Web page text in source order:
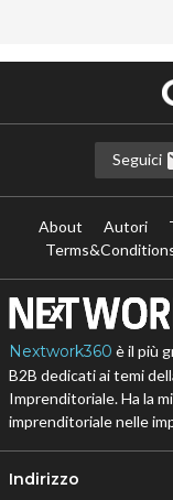
Seguici
About Autori
Nextwork360 è il più
B2B dedicati ai temi
Imprenditoriale. Ha la
imprenditoriale nelle
Indirizzo